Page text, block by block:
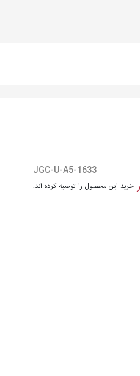
JGC-U-A5-1633
خرید این محصول را توصیه کرده اند.